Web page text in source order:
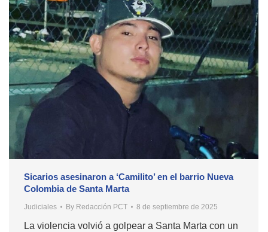
Sicarios asesinaron a ‘Camilito’ en el barrio Nueva
Colombia de Santa Marta
Judiciales By Redacción PCT 8 de septiembre de 2025
La violencia volvió a golpear a Santa Marta con un